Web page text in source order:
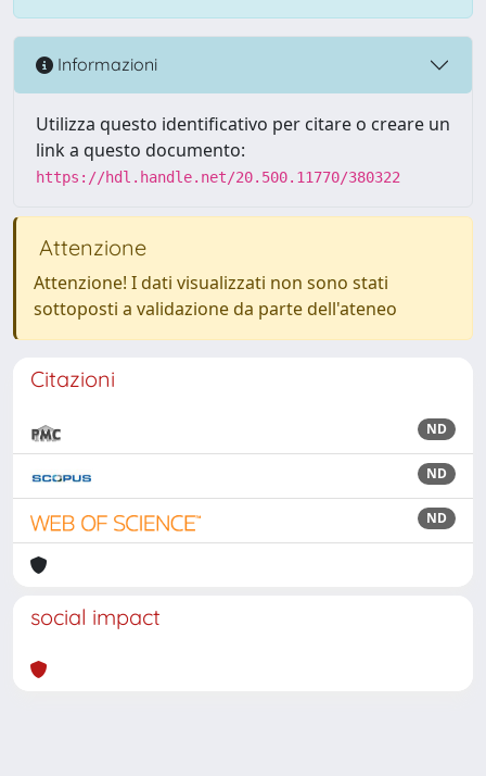
Informazioni
Utilizza questo identificativo per citare o creare un
link a questo documento:
https://hdl.handle.net/20.500.11770/380322
Attenzione
Attenzione! I dati visualizzati non sono stati
sottoposti a validazione da parte dell'ateneo
Citazioni
ND
ND
ND
social impact